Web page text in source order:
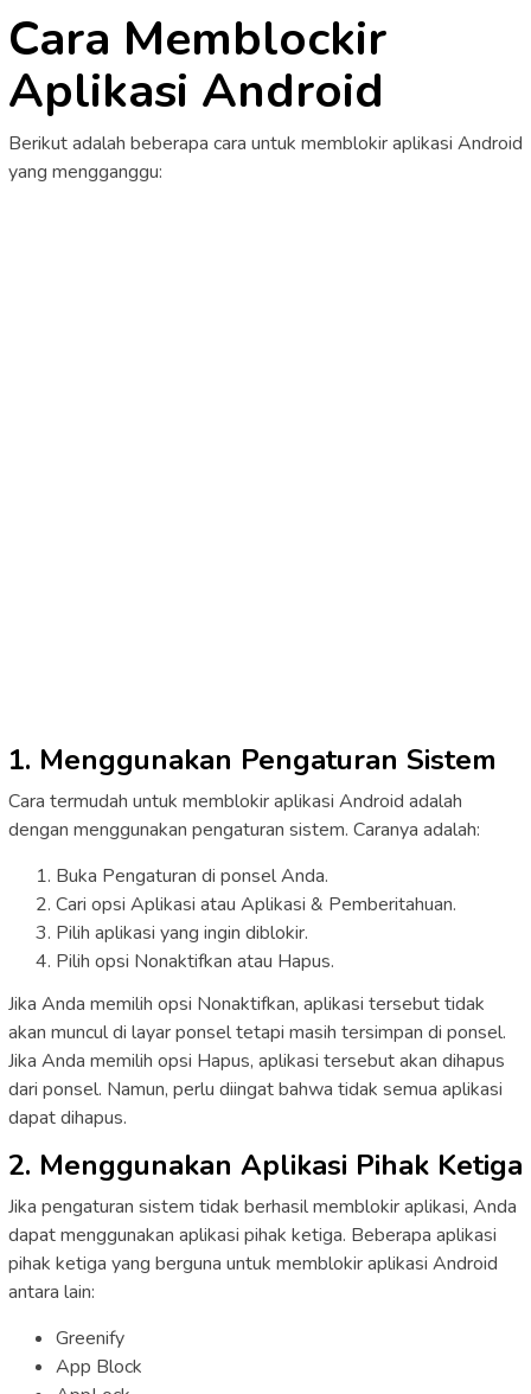
Cara Memblockir
Aplikasi Android
Berikut adalah beberapa cara untuk memblokir aplikasi Android
yang mengganggu:
1. Menggunakan Pengaturan Sistem
Cara termudah untuk memblokir aplikasi Android adalah
dengan menggunakan pengaturan sistem. Caranya adalah:
Buka Pengaturan di ponsel Anda.
Cari opsi Aplikasi atau Aplikasi & Pemberitahuan.
Pilih aplikasi yang ingin diblokir.
Pilih opsi Nonaktifkan atau Hapus.
Jika Anda memilih opsi Nonaktifkan, aplikasi tersebut tidak
akan muncul di layar ponsel tetapi masih tersimpan di ponsel.
Jika Anda memilih opsi Hapus, aplikasi tersebut akan dihapus
dari ponsel. Namun, perlu diingat bahwa tidak semua aplikasi
dapat dihapus.
2. Menggunakan Aplikasi Pihak Ketiga
Jika pengaturan sistem tidak berhasil memblokir aplikasi, Anda
dapat menggunakan aplikasi pihak ketiga. Beberapa aplikasi
pihak ketiga yang berguna untuk memblokir aplikasi Android
antara lain:
Greenify
App Block